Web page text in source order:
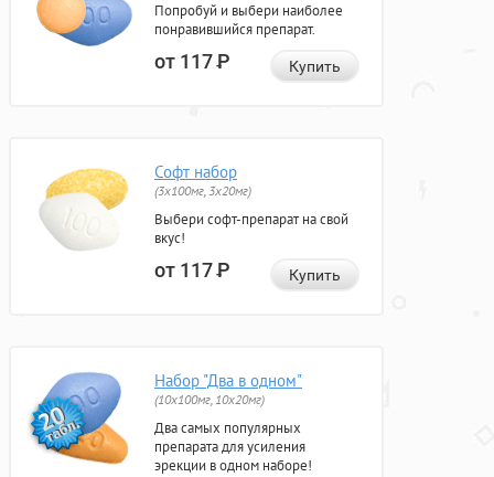
Попробуй и выбери наиболее
понравившийся препарат.
от 117Р Купить
Софт набор
(3x100мг, 3x20мг)
Выбери софт-препарат на свой
вкус!
от 117Р Купить
Набор "Два в одном"
(10x100мг, 10x20мг)
Два самых популярных
препарата для усиления
эрекции в одном наборе!